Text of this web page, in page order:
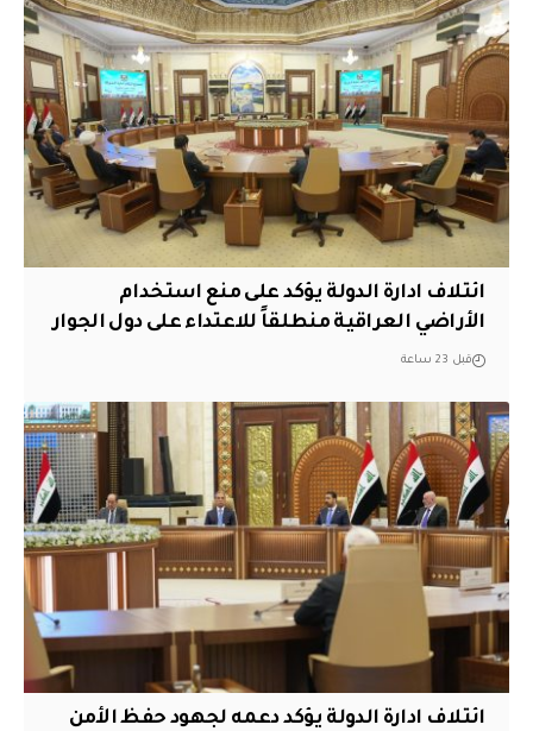
ائتلاف ادارة الدولة يؤكد على منع استخدام
الأراضي العراقية منطلقاً للاعتداء على دول الجوار
قبل 23 ساعة
ائتلاف ادارة الدولة يؤكد دعمه لجهود حفظ الأمن